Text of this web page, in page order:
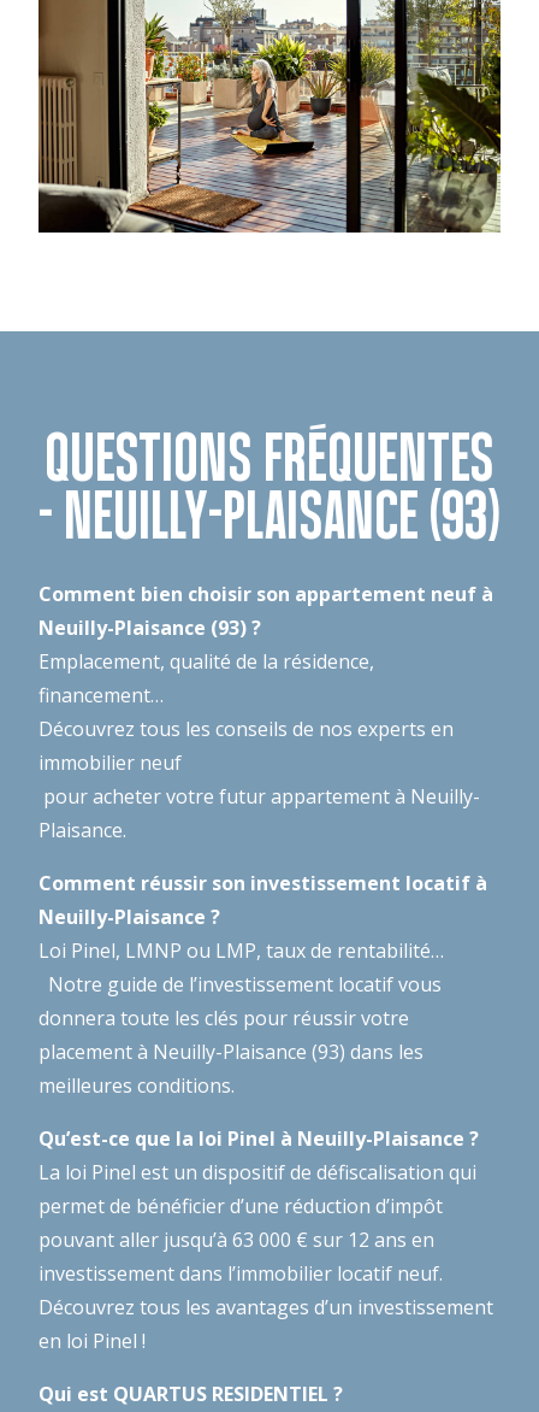
QUESTIONS FRÉQUENTES
- NEUILLY-PLAISANCE (93)
Comment bien choisir son appartement neuf à
Neuilly-Plaisance (93) ?
Emplacement, qualité de la résidence,
financement…
Découvrez tous les conseils de nos experts en
immobilier neuf
pour acheter votre futur appartement à Neuilly-
Plaisance.
Comment réussir son investissement locatif à
Neuilly-Plaisance ?
Loi Pinel, LMNP ou LMP, taux de rentabilité…
Notre guide de l’investissement locatifvous
donnera toute les clés pour réussir votre
placement à Neuilly-Plaisance (93) dans les
meilleures conditions.
Qu’est-ce que la loi Pinel à Neuilly-Plaisance ?
La loi Pinel est un dispositif de défiscalisation qui
permet de bénéficier d’une réduction d’impôt
pouvant aller jusqu’à 63 000 € sur 12 ans en
investissement dans l’immobilier locatif neuf.
Découvrez tous les avantages d’un investissement
en loi Pinel !
Qui est QUARTUS RESIDENTIEL ?